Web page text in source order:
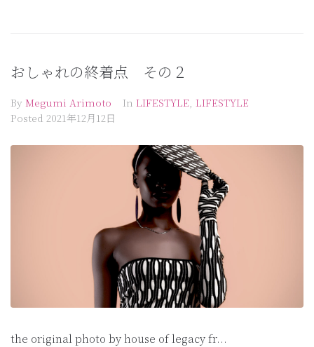
おしゃれの終着点 その２
By Megumi Arimoto In LIFESTYLE LIFESTYLE
Posted 2021年12月12日
the original photo by house of legacy fr...